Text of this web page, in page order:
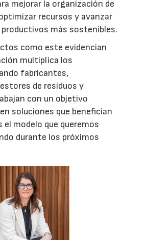
mejorar la organización de
recursos y avanzar
más sostenibles.
como este evidencian
multiplica los
fabricantes,
de residuos y
con un objetivo
soluciones que benefician
el modelo que queremos
durante los próximos